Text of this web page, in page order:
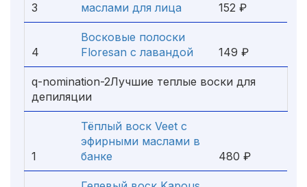
3
маслами для лица
152 ₽
4
Восковые полоски
Floresan с лавандой
149 ₽
q-nomination-2Лучшие теплые воски для
депиляции
1
Тёплый воск Veet с
эфирными маслами в
банке
480 ₽